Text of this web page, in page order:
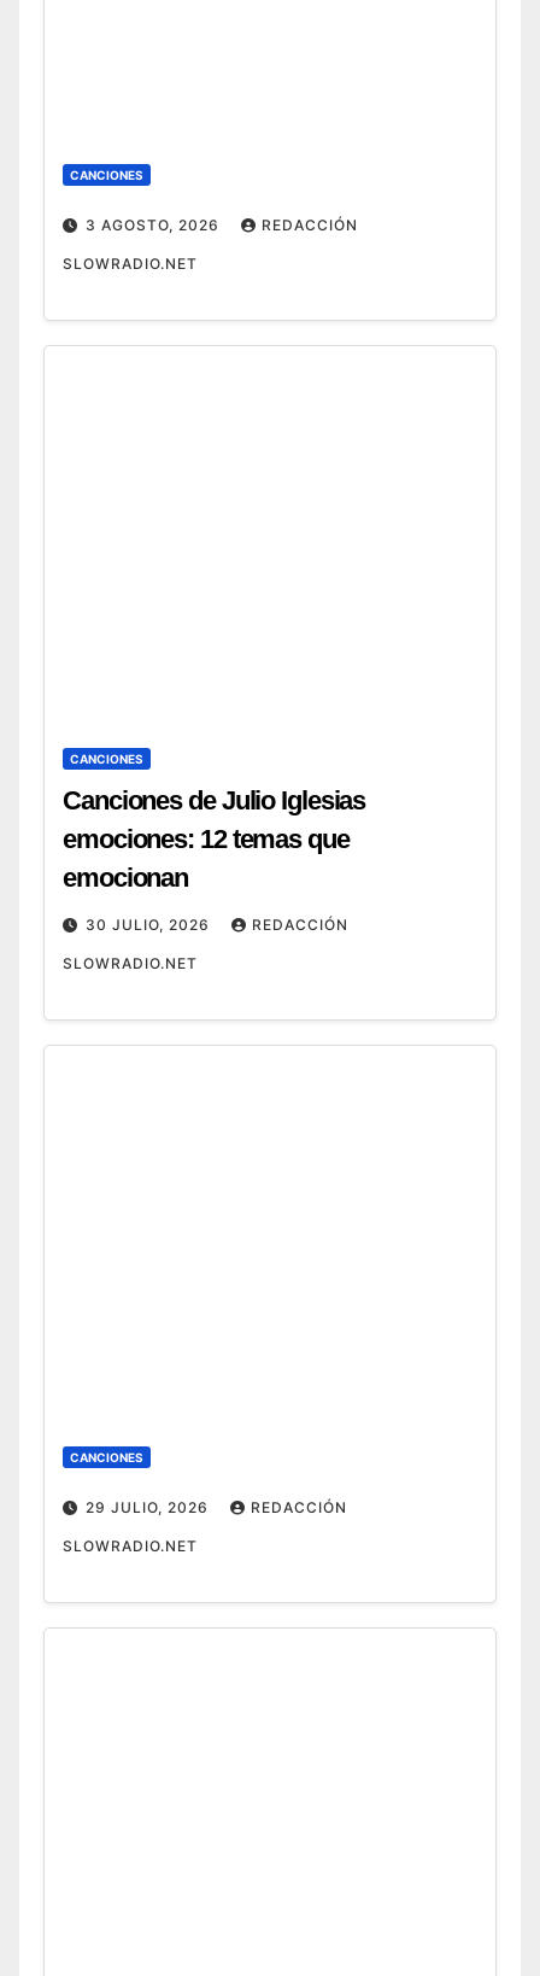
CANCIONES
3 AGOSTO, 2026 REDACCIÓN
SLOWRADIO.NET
CANCIONES
Canciones de Julio Iglesias
emociones: 12 temas que
emocionan
30 JULIO, 2026 REDACCIÓN
SLOWRADIO.NET
CANCIONES
29 JULIO, 2026 REDACCIÓN
SLOWRADIO.NET